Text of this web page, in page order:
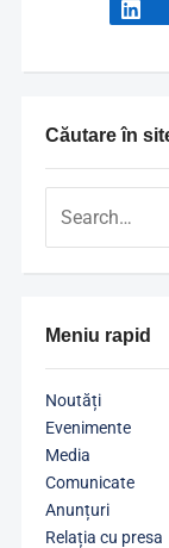
Căutare în
Meniu rapid
Noutăți
Evenimente
Media
Comunicate
Anunțuri
Relația cu presa